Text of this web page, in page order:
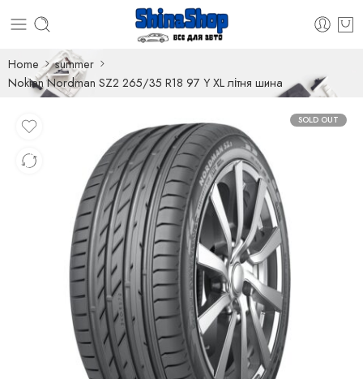
Home
summer
Nokian Nordman SZ2 265/35 R18 97 Y XL літня шина
SOLD OUT